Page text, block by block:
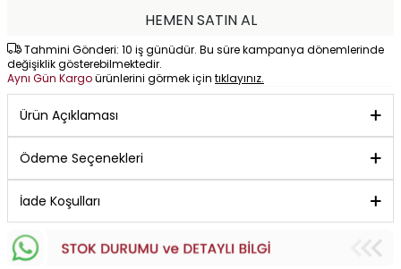
HEMEN SATIN AL
Tahmini Gönderi: 10 iş günüdür. Bu süre kampanya dönemlerinde
değişiklik gösterebilmektedir.
Aynı Gün Kargoürünlerini görmek için tıklayınız.
Ürün Açıklaması
Ödeme Seçenekleri
İade Koşulları